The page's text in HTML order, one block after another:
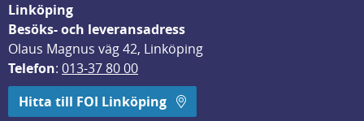
Linköping
Besöks- och leveransadress
Olaus Magnus väg 42, Linköping
Telefon: 013-37 80 00
Hitta till FOI Linköping